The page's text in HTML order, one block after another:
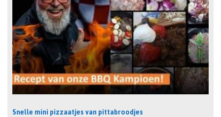
Snelle mini pizzaatjes van pittabroodjes